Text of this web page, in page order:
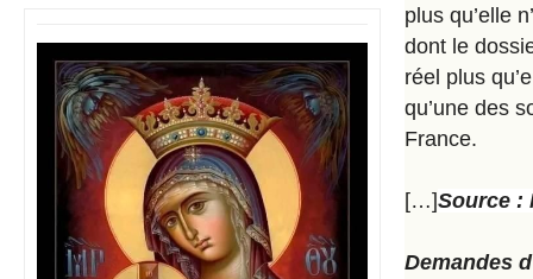
plus qu’elle
dont le
réel plus
qu’une des
France.
[…]Source :
Demandes